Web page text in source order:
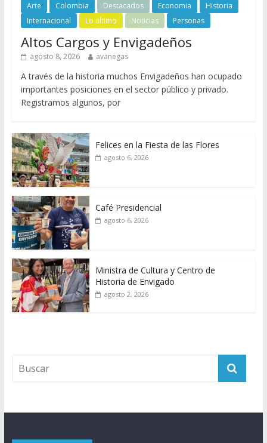
Arte Colombia Destacados Economia
Historia
Internacional
Lo ultimo Noticias Personas
Altos Cargos y Envigadeños
agosto 8, 2026 avanegas
A través de la historia muchos Envigadeños han ocupado
importantes posiciones en el sector público y privado.
Registramos algunos, por
Felices en la Fiesta de las Flores
agosto 6, 2026
Café Presidencial
agosto 6, 2026
Ministra de Cultura y Centro de
Historia de Envigado
agosto 2, 2026